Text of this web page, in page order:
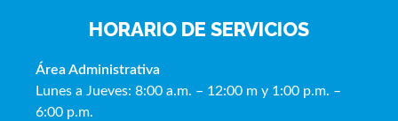
HORARIO DE SERVICIOS
Área Administrativa
Lunes a Jueves: 8:00 a.m. – 12:00 m y 1:00 p.m. –
6:00 p.m.